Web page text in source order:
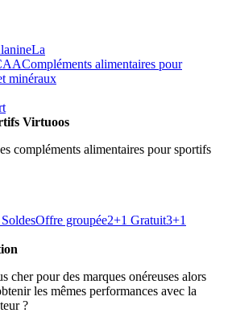
La
Compléments alimentaires pour
minéraux
Virtuoos
compléments alimentaires pour sportifs
Offre groupée2+1 Gratuit3+1
cher pour des marques onéreuses alors
les mêmes performances avec la
?